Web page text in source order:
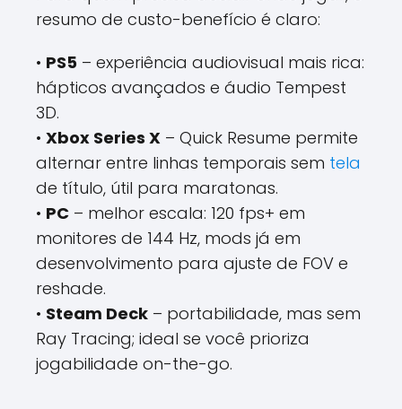
resumo de custo-benefício é claro:
• PS5 – experiência audiovisual mais rica:
hápticos avançados e áudio Tempest
3D.
• Xbox Series X – Quick Resume permite
alternar entre linhas temporais sem tela
de título, útil para maratonas.
• PC – melhor escala: 120 fps+ em
monitores de 144 Hz, mods já em
desenvolvimento para ajuste de FOV e
reshade.
• Steam Deck – portabilidade, mas sem
Ray Tracing; ideal se você prioriza
jogabilidade on-the-go.